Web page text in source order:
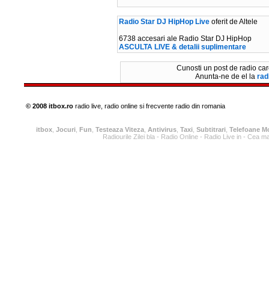
Radio Star DJ HipHop Live oferit de Altele
6738 accesari ale Radio Star DJ HipHop
ASCULTA LIVE & detalii suplimentare
Cunosti un post de radio
Anunta-ne de el la
© 2008 itbox.ro radio live, radio online si frecvente radio din romania
itbox, Jocuri, Fun Testeaza Viteza, Antivirus, Taxi, Subtitrari, Telefoane
Radiourile Zilei bla - Radio Online - Radio Live in - Cea